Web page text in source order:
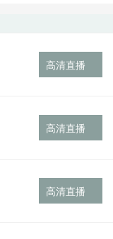
高清直播
高清直播
高清直播